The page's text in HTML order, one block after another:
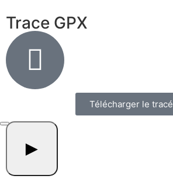
Trace GPX
Télécharger le tracé